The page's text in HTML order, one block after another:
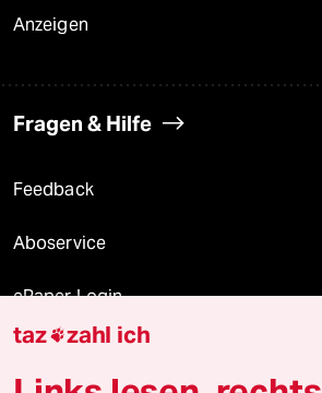
Anzeigen
Fragen & Hilfe
Feedback
Aboservice
ePaper Login
Downloads für Abonnierende
taz zahl ich